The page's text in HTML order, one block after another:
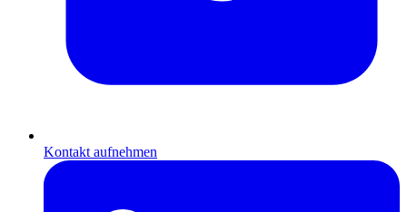
Kontakt aufnehmen